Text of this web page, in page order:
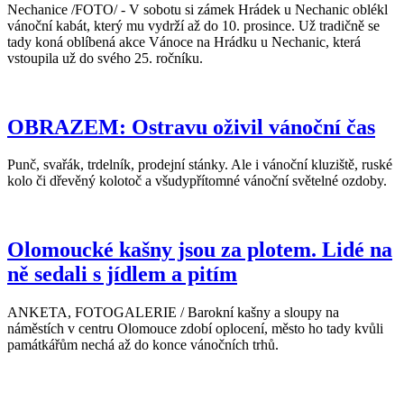
Nechanice /FOTO/ - V sobotu si zámek Hrádek u Nechanic oblékl
vánoční kabát, který mu vydrží až do 10. prosince. Už tradičně se
tady koná oblíbená akce Vánoce na Hrádku u Nechanic, která
vstoupila už do svého 25. ročníku.
OBRAZEM: Ostravu oživil vánoční čas
Punč, svařák, trdelník, prodejní stánky. Ale i vánoční kluziště, ruské
kolo či dřevěný kolotoč a všudypřítomné vánoční světelné ozdoby.
Olomoucké kašny jsou za plotem. Lidé na
ně sedali s jídlem a pitím
ANKETA, FOTOGALERIE / Barokní kašny a sloupy na
náměstích v centru Olomouce zdobí oplocení, město ho tady kvůli
památkářům nechá až do konce vánočních trhů.